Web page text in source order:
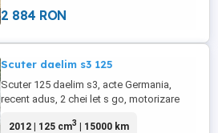
2 884 RON
Scuter daelim s3 125
Scuter 125 daelim s3, acte Germania,
recent adus, 2 chei let s go, motorizare
accept orice probă, se poate vedea în
2012 | 125 cm3 | 15000 km